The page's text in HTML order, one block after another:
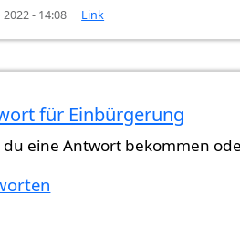
2022 - 14:08 Link
hab Anfang…vonSamantha
für Einbürgerung
du eine Antwort bekommen